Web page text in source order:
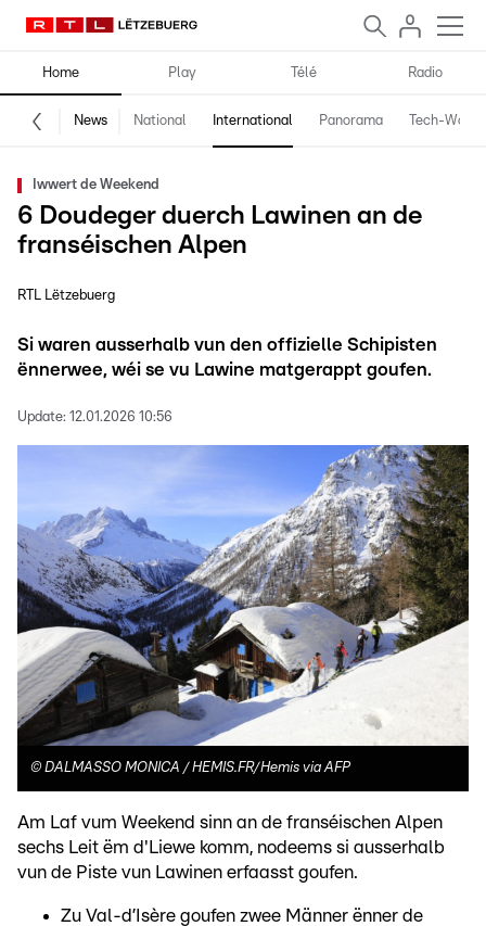
Home Play Télé Radio
News National International Panorama Tech-World
Iwwert de Weekend
6 Doudeger duerch Lawinen an de
franséischen Alpen
RTL Lëtzebuerg
Si waren ausserhalb vun den offizielle Schipisten
ënnerwee, wéi se vu Lawine matgerappt goufen.
Update: 12.01.2026 10:56
© DALMASSO MONICA / HEMIS.FR/Hemis via AFP
Am Laf vum Weekend sinn an de franséischen Alpen
sechs Leit ëm d'Liewe komm, nodeems si ausserhalb
vun de Piste vun Lawinen erfaasst goufen.
Zu Val-d’Isère goufen zwee Männer ënner de